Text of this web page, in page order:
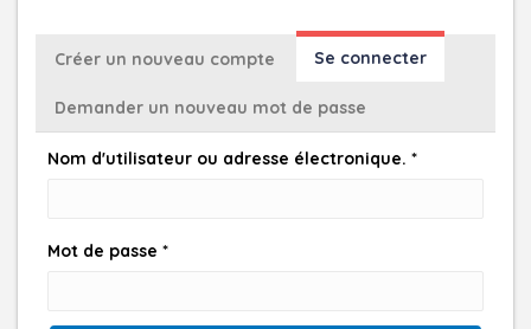
ONGLETS
PRINCIPAUX
Créer un nouveau compte Se connecter
Demander un nouveau mot de passe
Nom d'utilisateur ou adresse électronique. *
Mot de passe *